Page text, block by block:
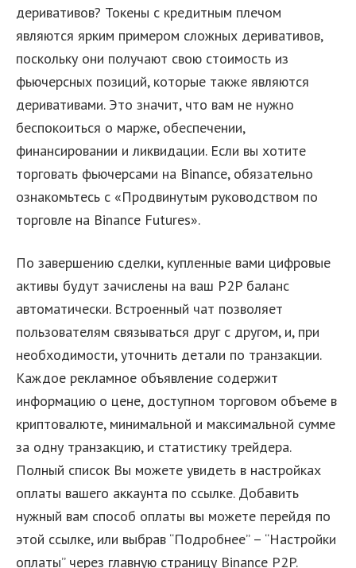
деривативов? Токены с кредитным плечом
являются ярким примером сложных деривативов,
поскольку они получают свою стоимость из
фьючерсных позиций, которые также являются
деривативами. Это значит, что вам не нужно
беспокоиться о марже, обеспечении,
финансировании и ликвидации. Если вы хотите
торговать фьючерсами на Binance, обязательно
ознакомьтесь с «Продвинутым руководством по
торговле на Binance Futures».
По завершению сделки, купленные вами цифровые
активы будут зачислены на ваш P2P баланс
автоматически. Встроенный чат позволяет
пользователям связываться друг с другом, и, при
необходимости, уточнить детали по транзакции.
Каждое рекламное объявление содержит
информацию о цене, доступном торговом объеме в
криптовалюте, минимальной и максимальной сумме
за одну транзакцию, и статистику трейдера.
Полный список Вы можете увидеть в настройках
оплаты вашего аккаунта по ссылке. Добавить
нужный вам способ оплаты вы можете перейдя по
этой ссылке, или выбрав “Подробнее” – “Настройки
оплаты” через главную страницу Binance P2P.